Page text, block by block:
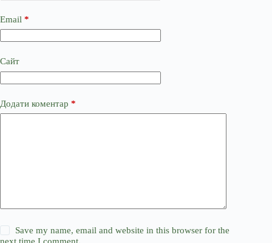
Email *
Сайт
Додати коментар *
Save my name, email and website in this browser for the